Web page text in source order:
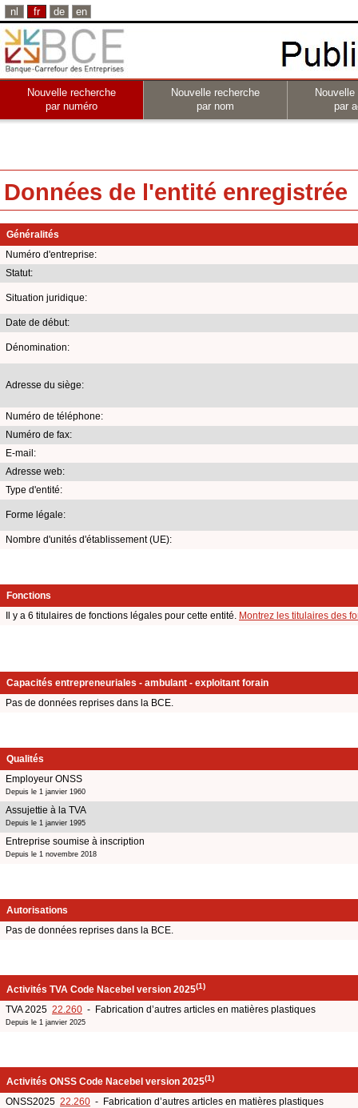
nl fr de en
Nouvelle recherche
par numéro
Nouvelle recherche
par nom
par
Données de l'entité enregistrée
Généralités
Numéro d'entreprise:
Statut:
Situation juridique:
Date de début:
Dénomination:
Adresse du siège:
Numéro de téléphone:
Numéro de fax:
E-mail:
Adresse web:
Type d'entité:
Forme légale:
Nombre d'unités d'établissement (UE):
Fonctions
Il y a 6 titulaires de fonctions légales pour cette entité. Montrez les titulaires des
Capacités entrepreneuriales - ambulant - exploitant forain
Pas de données reprises dans la BCE.
Qualités
Employeur ONSS
Depuis le 1 janvier 1960
Assujettie à la TVA
Depuis le 1 janvier 1995
Entreprise soumise à inscription
Depuis le 1 novembre 2018
Autorisations
Pas de données reprises dans la BCE.
Activités TVA Code Nacebel version 2025(1)
TVA 2025 22.260 - Fabrication d’autres articles en matières plastiques
Depuis le 1 janvier 2025
Activités ONSS Code Nacebel version 2025(1)
ONSS2025 22.260 - Fabrication d’autres articles en matières plastiques